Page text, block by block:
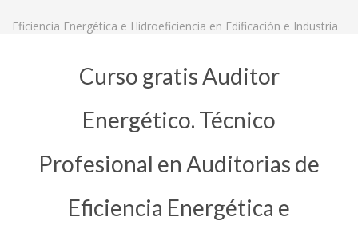
Eficiencia Energética e Hidroeficiencia en Edificación e Industria
Curso gratis Auditor
Energético. Técnico
Profesional en Auditorias de
Eficiencia Energética e